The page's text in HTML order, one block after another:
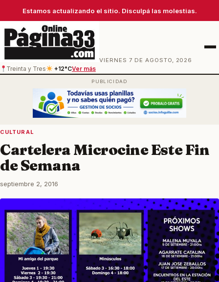
Estamos actualizando el sitio. Disculpá las molestias.
VIERNES 7 DE AGOSTO, 2026
Treinta y Tres
+12°CVer más
Menú
CULTURAL
Cartelera Microcine Este Fin
de Semana
septiembre 2, 2016